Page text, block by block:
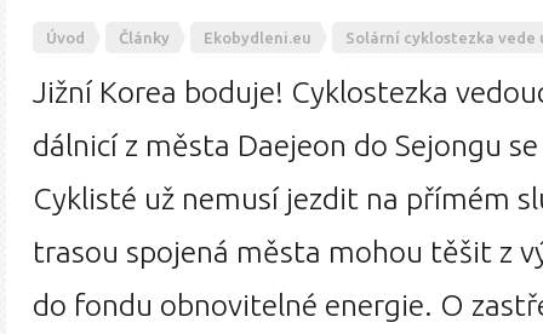
Úvod Články Ekobydleni.eu Solární cyklostezka vede
Jižní Korea boduje! Cyklostezka
dálnicí z města Daejeon do Sejongu
Cyklisté už nemusí jezdit na přímém
trasou spojená města mohou těšit z
do fondu obnovitelné energie. O